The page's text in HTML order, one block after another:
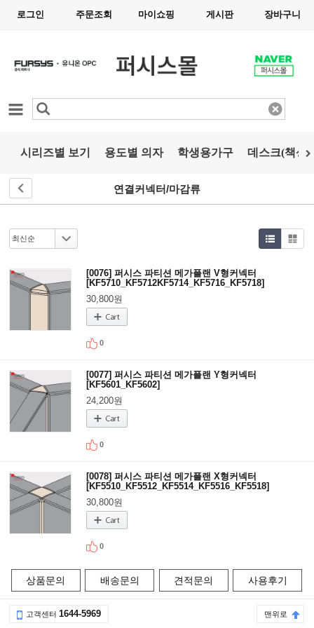
로그인 주문조회 마이쇼핑 게시판 장바구니
카테고리
시리즈별 보기 용도별 의자 학생용가구 데스크(책상)
연결커넥터/마감류
[0076] 퍼시스 파티션 메가플랜 V형커넥터
[KF5710_KF5712KF5714_KF5716_KF5718]
30,800원
0
[0077] 퍼시스 파티션 메가플랜 Y형커넥터
[KF5601_KF5602]
24,200원
0
[0078] 퍼시스 파티션 메가플랜 X형커넥터
[KF5510_KF5512_KF5514_KF5516_KF5518]
30,800원
0
상품문의 배송문의 견적문의 사용후기
고객센터 1644-5969 맨위로